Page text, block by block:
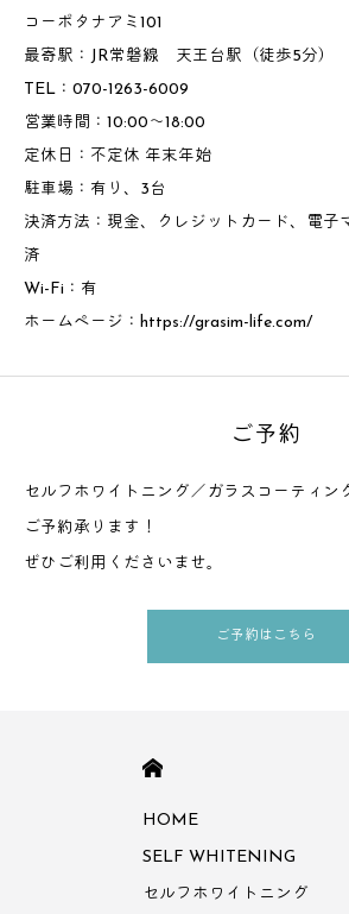
コーポタナアミ101
最寄駅：JR常磐線 天王台駅（徒歩5分）
TEL：070-1263-6009
営業時間：10:00～18:00
定休日：不定休 年末年始
駐車場：有り、3台
決済方法：現金、クレジットカード、電子
済
Wi-Fi：有
ホームページ： https://grasim-life.com/
ご予約
セルフホワイトニング／ガラスコーティン
ご予約承ります！
ぜひご利用くださいませ。
ご予約はこちら
HOME
SELF WHITENING
セルフホワイトニング